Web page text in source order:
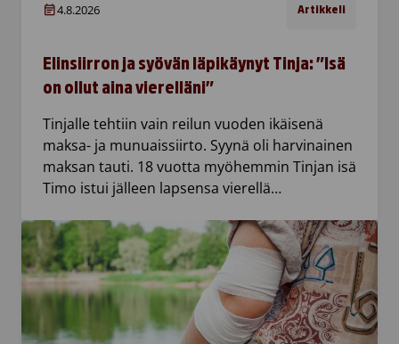
4.8.2026 Artikkeli
Elinsiirron ja syövän läpikäynyt Tinja: ”Isä
on ollut aina vierelläni”
Tinjalle tehtiin vain reilun vuoden ikäisenä
maksa- ja munuaissiirto. Syynä oli harvinainen
maksan tauti. 18 vuotta myöhemmin Tinjan isä
Timo istui jälleen lapsensa vierellä…